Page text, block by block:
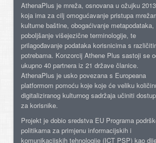
AthenaPlus je mreža, osnovana u ožujku
koja ima za cilj omogućavanje pristupa
kulturne baštine, obogaćivanje metapodataka,
poboljšanje višejezične terminologije, te
prilagođavanje podataka korisnicima s
potrebama. Konzorcij Athene Plus sastoji se
ukupno 40 partnera iz 21 države članice.
AthenaPlus je usko povezana s Europeana
platformom pomoću koje koje će veliku
digitaliziranog kulturnog sadržaja učiniti
za korisnike.
Projekt je dobio sredstva EU Programa
politikama za primjenu informacijskih i
komunikacijskih tehnologije (ICT PSP) kao